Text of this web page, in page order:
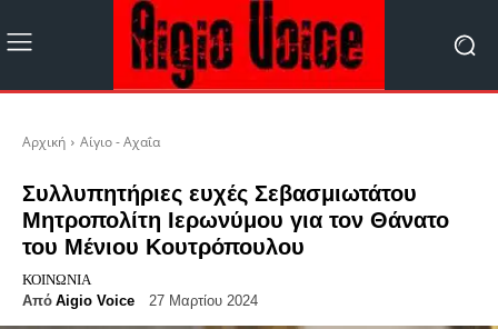
Αρχική Αίγιο - Αχαΐα
Συλλυπητήριες ευχές Σεβασμιωτάτου
Μητροπολίτη Ιερωνύμου για τον Θάνατο
του Μένιου Κουτρόπουλου
ΚΟΙΝΩΝΊΑ
Από Aigio Voice 27 Μαρτίου 2024